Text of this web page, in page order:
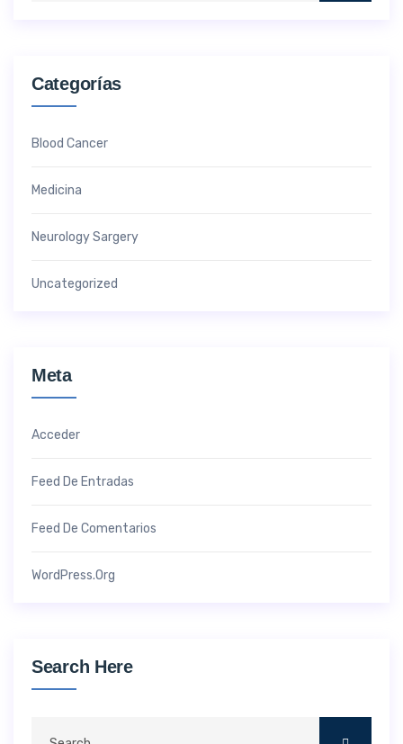
Categorías
Blood Cancer
Medicina
Neurology Sargery
Uncategorized
Meta
Acceder
Feed De Entradas
Feed De Comentarios
WordPress.org
Search Here